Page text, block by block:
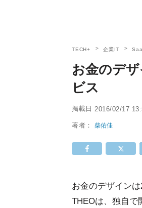
TECH+ 企業IT
お金のデ
ビス
掲載日 2016/02/17
著者：柴佑佳
お金のデザイン
THEOは、独自で